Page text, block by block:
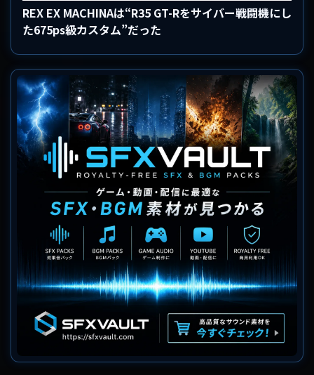
REX EX MACHINAは“R35 GT-Rをサイバー戦闘機にし
た675ps級カスタム”だった